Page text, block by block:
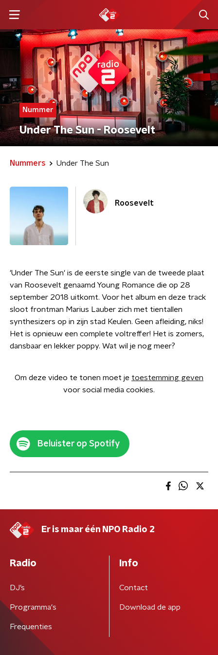
Nummer
Under The Sun - Roosevelt
Nummers Under The Sun
Roosevelt
'Under The Sun' is de eerste single van de tweede plaat
van Roosevelt genaamd Young Romance die op 28
september 2018 uitkomt. Voor het album en deze track
sloot frontman Marius Lauber zich met tientallen
synthesizers op in zijn stad Keulen. Geen afleiding, niks!
Het is opnieuw een complete voltreffer! Het is zomers,
dansbaar en lekker poppy. Wat wil je nog meer?
Om deze video te tonen moet je toestemming geven
voor social media cookies.
Beluister op Spotify
Er is maar één NPO Radio 2
Radio
DJ’s
Programma's
Frequenties
Info
Contact
Download de app